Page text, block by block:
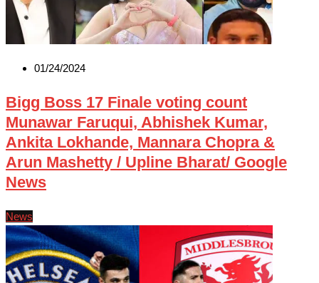
01/24/2024
Bigg Boss 17 Finale voting count
Munawar Faruqui, Abhishek Kumar,
Ankita Lokhande, Mannara Chopra &
Arun Mashetty / Upline Bharat/ Google
News
News